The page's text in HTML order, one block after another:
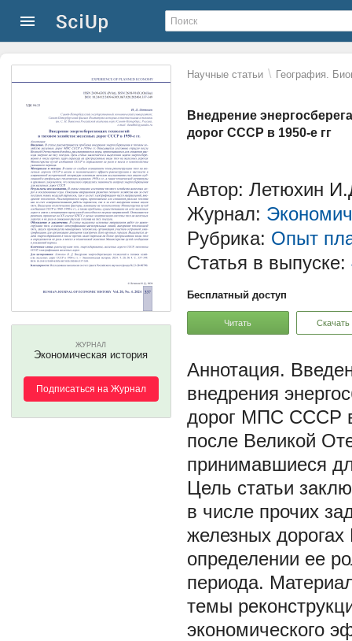
Научные статьи \ География.
Внедрение
дорог СССР в 1950-е гг
ЖУРНАЛ
Экономическая история
Подписаться на Журнал
Автор: Летюхин
Журнал:
Рубрика: Опыт
Статья в выпуске:
Бесплатный доступ
Читать Скачать
внедрения
дорог МПС СССР в
после Великой
принимавшиеся
Цель статьи
в числе прочих
железных
определении ее
периода.
темы
экономического